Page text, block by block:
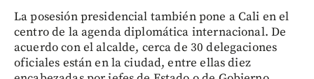
La posesión presidencial también pone a Cali en el
centro de la agenda diplomática internacional. De
acuerdo con el alcalde, cerca de 30 delegaciones
oficiales están en la ciudad, entre ellas diez